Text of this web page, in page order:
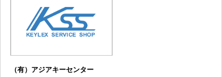
（有）アジアキーセンター